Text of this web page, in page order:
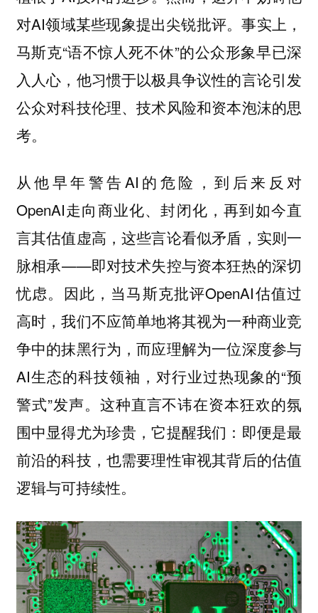
对AI领域某些现象提出尖锐批评。事实上，
马斯克“语不惊人死不休”的公众形象早已深
入人心，他习惯于以极具争议性的言论引发
公众对科技伦理、技术风险和资本泡沫的思
考。
从他早年警告AI的危险，到后来反对
OpenAI走向商业化、封闭化，再到如今直
言其估值虚高，这些言论看似矛盾，实则一
脉相承——即对技术失控与资本狂热的深切
忧虑。因此，当马斯克批评OpenAI估值过
高时，我们不应简单地将其视为一种商业竞
争中的抹黑行为，而应理解为一位深度参与
AI生态的科技领袖，对行业过热现象的“预
警式”发声。这种直言不讳在资本狂欢的氛
围中显得尤为珍贵，它提醒我们：即便是最
前沿的科技，也需要理性审视其背后的估值
逻辑与可持续性。